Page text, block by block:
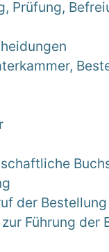
Prüfung,
der Bestellung
Führung der